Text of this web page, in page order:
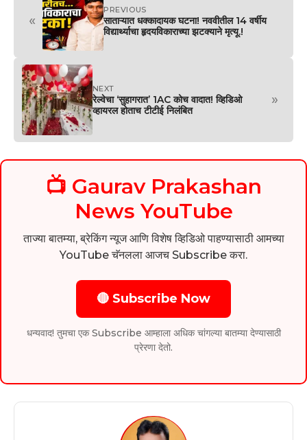
«
PREVIOUS
साताऱ्यात धक्कादायक घटना! नववीतील 14 वर्षीय
विद्यार्थ्याचा हृदयविकाराच्या झटक्याने मृत्यू.!
NEXT
रेल्वेचा ‘सुहागरात’ 1AC कोच वादात! व्हिडिओ
व्हायरल होताच टीटीई निलंबित
»
📺 Gaurav Prakashan
News YouTube
ताज्या बातम्या, ब्रेकिंग न्यूज आणि विशेष व्हिडिओ पाहण्यासाठी आमच्या
YouTube चॅनलला आजच Subscribe करा.
🔴 Subscribe Now
धन्यवाद! तुमचा एक Subscribe आम्हाला अधिक चांगल्या बातम्या देण्यासाठी
प्रेरणा देतो.